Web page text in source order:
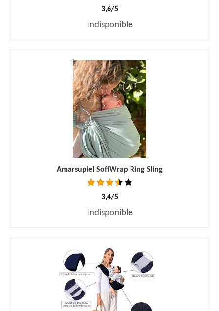
3,6/5
Indisponible
Amarsupiel SoftWrap Ring Sling
3,4/5
Indisponible